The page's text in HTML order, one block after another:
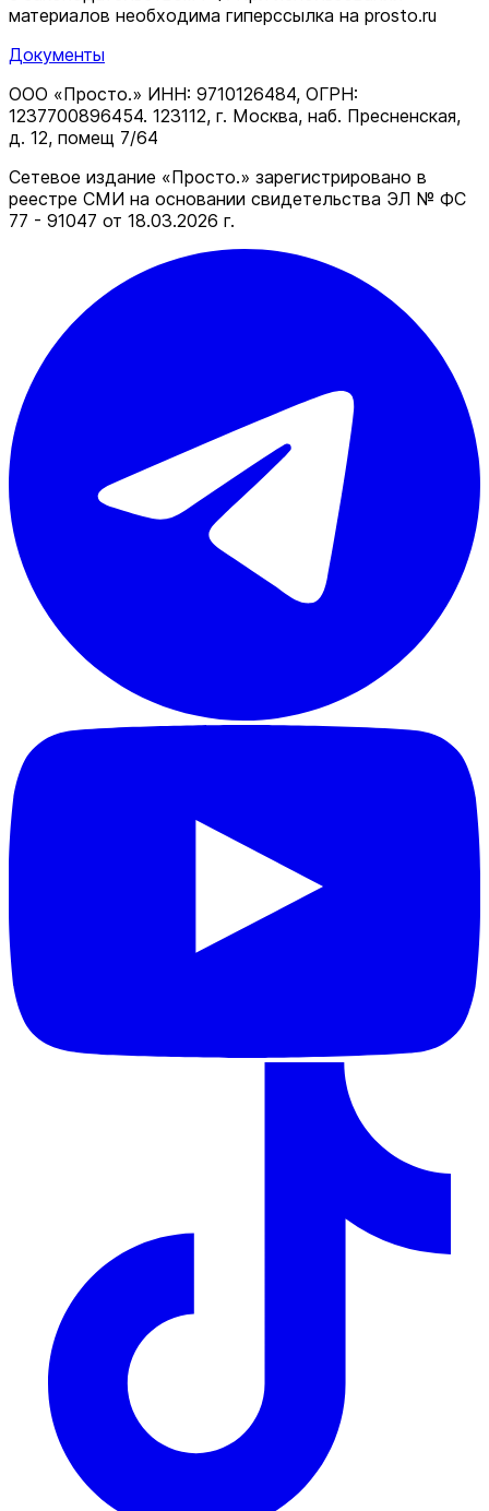
материалов необходима гиперссылка на prosto.ru
Документы
ООО «Просто.» ИНН: 9710126484, ОГРН:
1237700896454. 123112, г. Москва, наб. Пресненская,
д. 12, помещ 7/64
Сетевое издание «Просто.» зарегистрировано в
реестре СМИ на основании свидетельства ЭЛ № ФС
77 - 91047 от 18.03.2026 г.